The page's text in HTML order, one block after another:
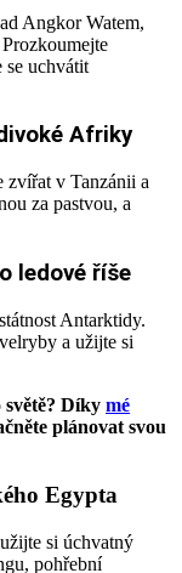
Angkor Watem,
se uchvátit
Afriky
zvířat v Tanzánii a
za pastvou, a
ledové říše
Antarktidy.
a užijte si
Díky mé
plánovat svou
Egypta
si úchvatný
pohřební